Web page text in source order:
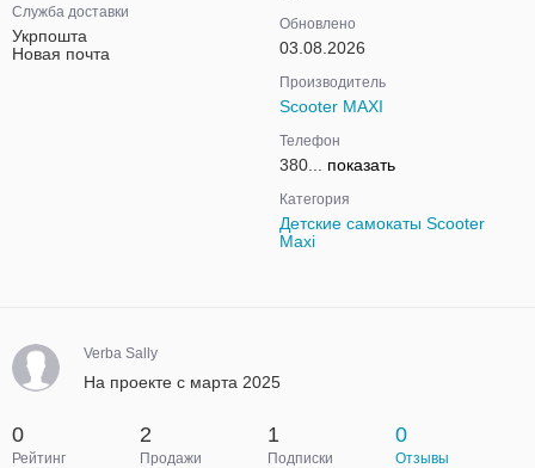
Служба доставки
Укрпошта
Новая почта
Обновлено
03.08.2026
Производитель
Scooter MAXI
Телефон
380... показать
Категория
Детские самокаты Scooter
Maxi
Verba Sally
На проекте с марта 2025
0
Рейтинг
2
Продажи
1
Подписки
0
Отзывы